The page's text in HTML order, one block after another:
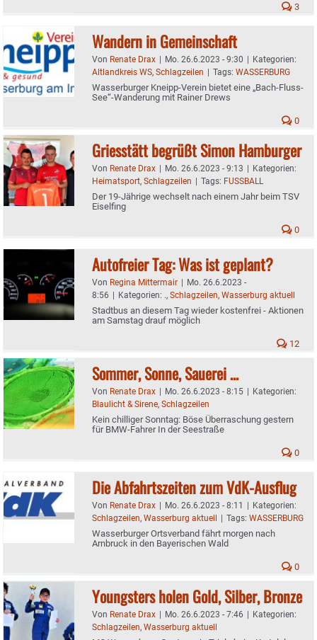
3
Wandern in Gemeinschaft
Von Renate Drax | Mo. 26.6.2023 - 9:30 | Kategorien:
Altlandkreis WS, Schlagzeilen | Tags: WASSERBURG
Wasserburger Kneipp-Verein bietet eine „Bach-Fluss-
See“-Wanderung mit Rainer Drews
0
Griesstätt begrüßt Simon Hamburger
Von Renate Drax | Mo. 26.6.2023 - 9:13 | Kategorien:
Heimatsport, Schlagzeilen | Tags: FUSSBALL
Der 19-Jährige wechselt nach einem Jahr beim TSV
Eiselfing
0
Autofreier Tag: Was ist geplant?
Von Regina Mittermair | Mo. 26.6.2023 -
8:56 | Kategorien: ., Schlagzeilen, Wasserburg aktuell
Stadtbus an diesem Tag wieder kostenfrei - Aktionen
am Samstag drauf möglich
12
Sommer, Sonne, Sauerei …
Von Renate Drax | Mo. 26.6.2023 - 8:15 | Kategorien:
Blaulicht & Sirene, Schlagzeilen
Kein chilliger Sonntag: Böse Überraschung gestern
für BMW-Fahrer In der Seestraße
0
Die Abfahrtszeiten zum VdK-Ausflug
Von Renate Drax | Mo. 26.6.2023 - 8:11 | Kategorien:
Schlagzeilen, Wasserburg aktuell | Tags: WASSERBURG
Wasserburger Ortsverband fährt morgen nach
Arnbruck in den Bayerischen Wald
0
Youngsters holen Gold, Silber, Bronze
Von Renate Drax | Mo. 26.6.2023 - 7:46 | Kategorien:
Schlagzeilen, Wasserburg aktuell